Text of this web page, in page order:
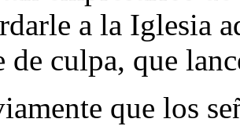
a la Iglesia
de culpa, que
que los